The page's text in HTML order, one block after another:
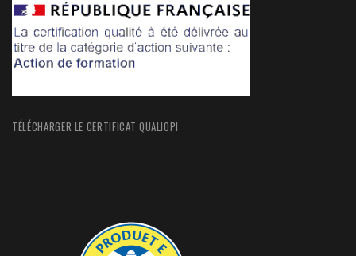
TÉLÉCHARGER LE CERTIFICAT QUALIOPI